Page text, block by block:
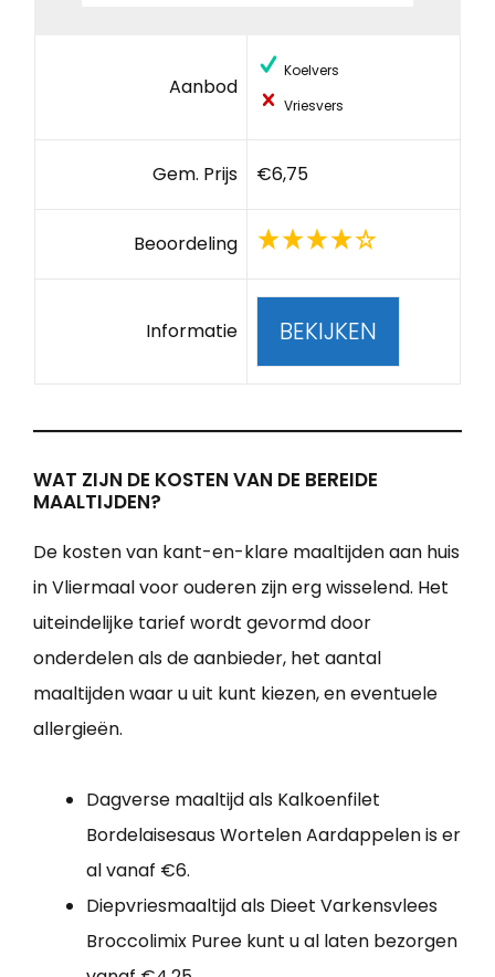
Aanbod
Koelvers
Vriesvers
Gem. Prijs €6,75
Beoordeling
Informatie BEKIJKEN
WAT ZIJN DE KOSTEN VAN DE BEREIDE
MAALTIJDEN?
De kosten van kant-en-klare maaltijden aan huis
in Vliermaal voor ouderen zijn erg wisselend. Het
uiteindelijke tarief wordt gevormd door
onderdelen als de aanbieder, het aantal
maaltijden waar u uit kunt kiezen, en eventuele
allergieën.
Dagverse maaltijd als Kalkoenfilet
Bordelaisesaus Wortelen Aardappelen is er
al vanaf €6.
Diepvriesmaaltijd als Dieet Varkensvlees
Broccolimix Puree kunt u al laten bezorgen